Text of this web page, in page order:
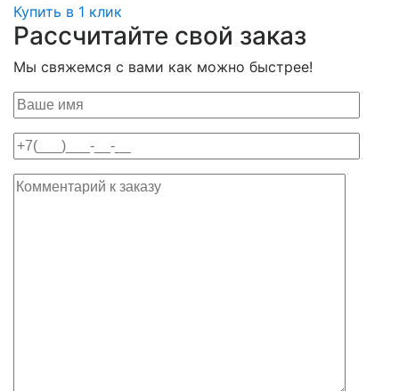
Купить в 1 клик
Рассчитайте свой заказ
Мы свяжемся с вами как можно быстрее!